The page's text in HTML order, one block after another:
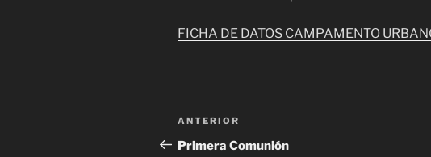
FICHA DE DATOS CAMPAMENTO
Navegación
de
Entrada
anterior:
ANTERIOR
Primera Comunión